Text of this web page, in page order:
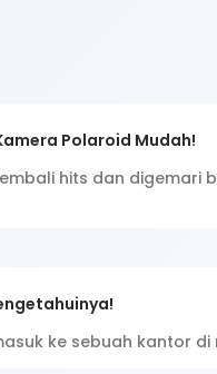
Polaroid Mudah!
hits dan
ke sebuah kantor